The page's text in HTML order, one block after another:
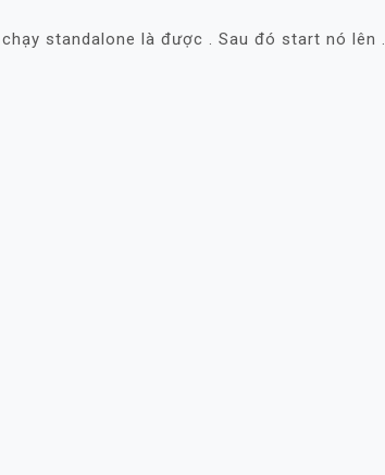
standalone là được . Sau đó start nó lên .